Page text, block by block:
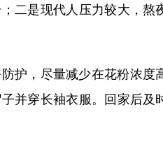
二是现代人压力较大，熬
，尽量减少在花粉浓度
并穿长袖衣服。回家后及